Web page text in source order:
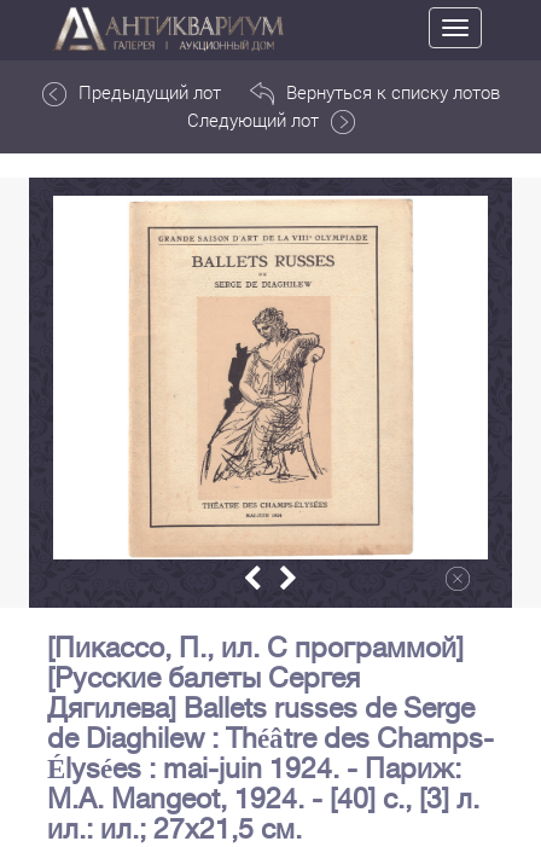
Toggle
navigation
Предыдущий лот
Вернуться к списку лотов
Следующий лот
[Пикассо, П., ил. С программой]
[Русские балеты Сергея
Дягилева] Ballets russes de Serge
de Diaghilew : Théâtre des Champs-
Élysées : mai-juin 1924. - Париж:
M.A. Mangeot, 1924. - [40] с., [3] л.
ил.: ил.; 27х21,5 см.